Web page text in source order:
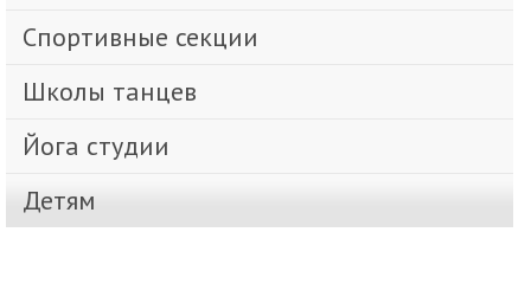
Спортивные секции
Школы танцев
Йога студии
Детям